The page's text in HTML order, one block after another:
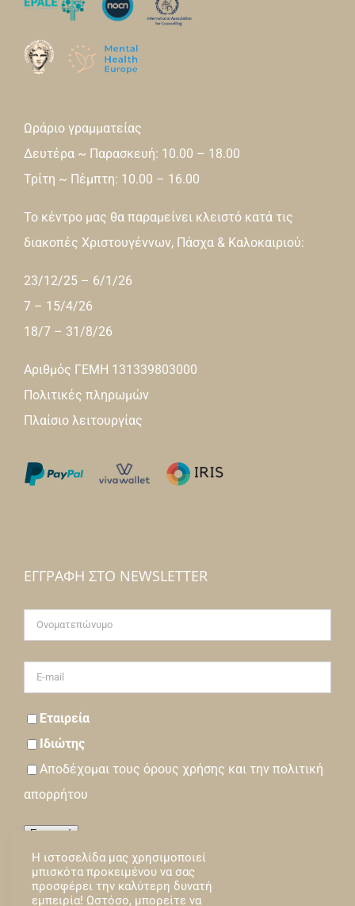
Ωράριο γραμματείας
Δευτέρα ~ Παρασκευή: 10.00 – 18.00
Τρίτη ~ Πέμπτη: 10.00 – 16.00
Το κέντρο μας θα παραμείνει κλειστό κατά τις
διακοπές Χριστουγέννων, Πάσχα & Καλοκαιριού:
23/12/25 – 6/1/26
7 – 15/4/26
18/7 – 31/8/26
Αριθμός ΓΕΜΗ 131339803000
Πολιτικές πληρωμών
Πλαίσιο λειτουργίας
ΕΓΓΡΑΦΉ ΣΤΟ NEWSLETTER
Εταιρεία
Ιδιώτης
Αποδέχομαι τους όρους χρήσης και την πολιτική
απορρήτου
Εγγραφή
Loading…
Η ιστοσελίδα μας χρησιμοποιεί
μπισκότα προκειμένου να σας
προσφέρει την καλύτερη δυνατή
εμπειρία! Ωστόσο, μπορείτε να